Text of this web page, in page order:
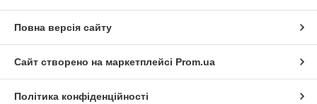
Повна версія сайту
Сайт створено на маркетплейсі Prom.ua
Політика конфіденційності